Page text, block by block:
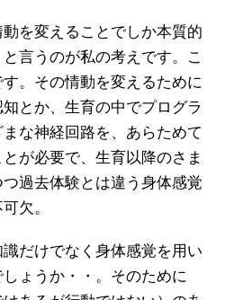
を変えることでしか本質的
言うのが私の考えです。こ
。その情動を変えるために
とか、生育の中でプログラ
な神経回路を、あらためて
が必要で、生育以降のさま
過去体験とは違う身体感覚
欠。
だけでなく身体感覚を用い
ょうか・・。そのために